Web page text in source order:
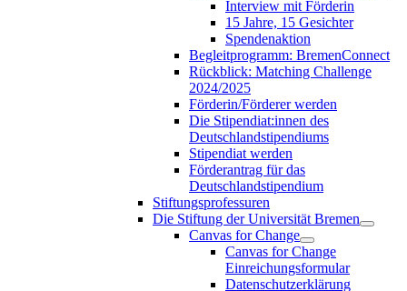
Interview mit Förderin
15 Jahre, 15 Gesichter
Spendenaktion
Begleitprogramm: BremenConnect
Rückblick: Matching Challenge
2024/2025
Förderin/Förderer werden
Die Stipendiat:innen des
Deutschlandstipendiums
Stipendiat werden
Förderantrag für das
Deutschlandstipendium
Stiftungsprofessuren
Die Stiftung der Universität Bremen
Canvas for Change
Canvas for Change
Einreichungsformular
Datenschutzerklärung